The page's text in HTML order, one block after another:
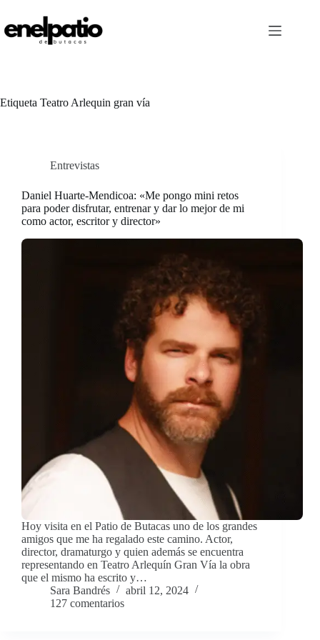
contenido
Etiqueta Teatro Arlequin gran vía
Entrevistas
Daniel Huarte-Mendicoa: «Me pongo mini retos
para poder disfrutar, entrenar y dar lo mejor de mi
como actor, escritor y director»
Hoy visita en el Patio de Butacas uno de los grandes
amigos que me ha regalado este camino. Actor,
director, dramaturgo y quien además se encuentra
representando en Teatro Arlequín Gran Vía la obra
que el mismo ha escrito y…
Sara Bandrés
abril 12, 2024
127 comentarios